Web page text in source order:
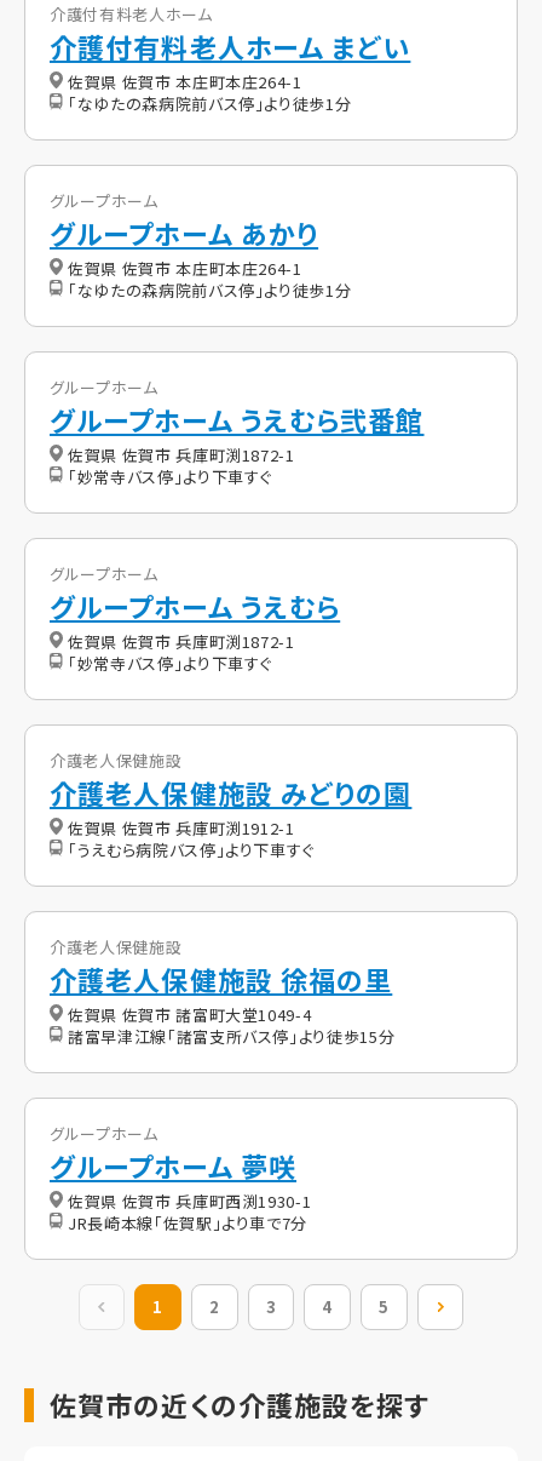
介護付有料老人ホーム
介護付有料老人ホーム まどい
佐賀県 佐賀市 本庄町本庄264-1
「なゆたの森病院前バス停」より徒歩1分
グループホーム
グループホーム あかり
佐賀県 佐賀市 本庄町本庄264-1
「なゆたの森病院前バス停」より徒歩1分
グループホーム
グループホーム うえむら弐番館
佐賀県 佐賀市 兵庫町渕1872-1
「妙常寺バス停」より下車すぐ
グループホーム
グループホーム うえむら
佐賀県 佐賀市 兵庫町渕1872-1
「妙常寺バス停」より下車すぐ
介護老人保健施設
介護老人保健施設 みどりの園
佐賀県 佐賀市 兵庫町渕1912-1
「うえむら病院バス停」より下車すぐ
介護老人保健施設
介護老人保健施設 徐福の里
佐賀県 佐賀市 諸富町大堂1049-4
諸富早津江線「諸富支所バス停」より徒歩15分
グループホーム
グループホーム 夢咲
佐賀県 佐賀市 兵庫町西渕1930-1
JR長崎本線「佐賀駅」より車で7分
前の20件
1 2 3 4 5
佐賀市の近くの介護施設を探す